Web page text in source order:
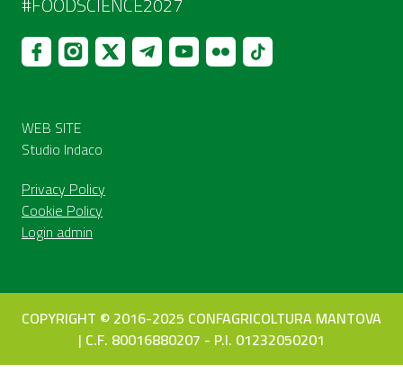
WEB SITE
Studio Indaco
Privacy Policy
Cookie Policy
Login admin
COPYRIGHT © 2016-2025 CONFAGRICOLTURA MANTOVA
| C.F. 80016880207 - P.I. 01232050201